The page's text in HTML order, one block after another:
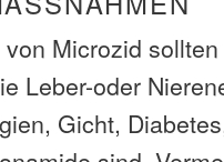
Microzid
Leber-oder
Gicht,